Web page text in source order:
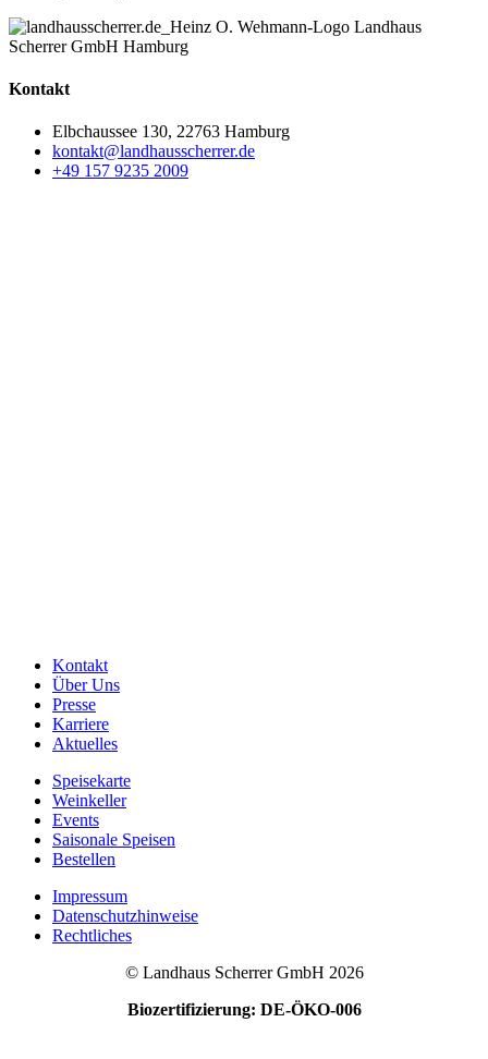
Kontakt
Elbchaussee 130, 22763 Hamburg
kontakt@landhausscherrer.de
+49 157 9235 2009
Kontakt
Über Uns
Presse
Karriere
Aktuelles
Speisekarte
Weinkeller
Events
Saisonale Speisen
Bestellen
Impressum
Datenschutzhinweise
Rechtliches
© Landhaus Scherrer GmbH 2026
Biozertifizierung: DE-ÖKO-006